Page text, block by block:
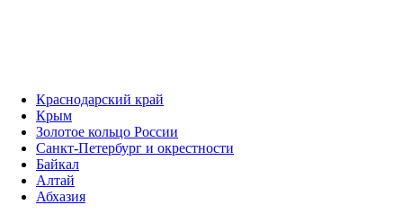
Краснодарский край
Крым
Золотое кольцо России
Санкт-Петербург и окрестности
Байкал
Алтай
Абхазия